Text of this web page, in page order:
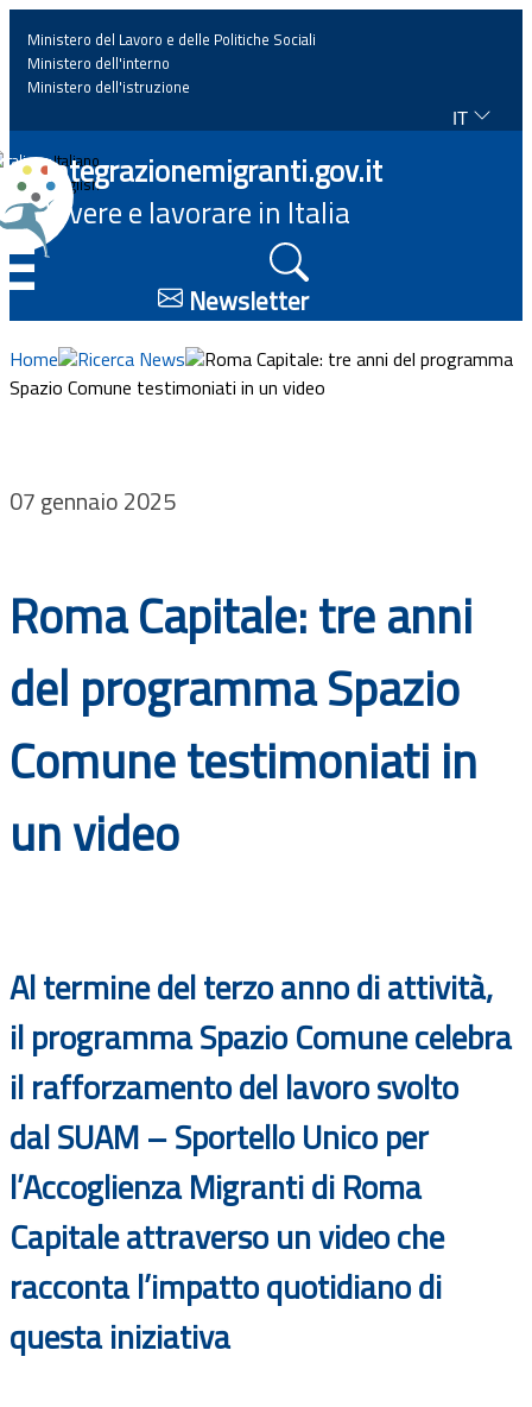
Home
News
Approfondimenti
Eventi
Progetti
Bandi
Guide
Ministero del Lavoro e delle Politiche Sociali
Ministero dell'interno
Ministero dell'istruzione
IT
Italiano
English
Integrazionemigranti.gov.it
Vivere e lavorare in Italia
Newsletter
Home Ricerca News
Roma Capitale: tre anni del programma
Spazio Comune testimoniati in un video
07 gennaio 2025
Roma Capitale: tre anni
del programma Spazio
Comune testimoniati in
un video
Al termine del terzo anno di attività,
il programma Spazio Comune celebra
il rafforzamento del lavoro svolto
dal SUAM – Sportello Unico per
l’Accoglienza Migranti di Roma
Capitale attraverso un video che
racconta l’impatto quotidiano di
questa iniziativa